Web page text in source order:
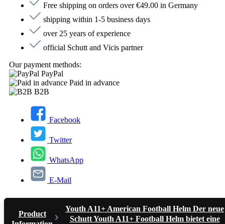
Free shipping on orders over €49.00 in Germany
shipping within 1-5 business days
over 25 years of experience
official Schutt and Vicis partner
Our payment methods:
PayPal
Paid in advance
B2B
Facebook
Twitter
WhatsApp
E-Mail
Product
Youth A11+ American Football Helm Der neue
Schutt Youth A11+ Football Helm bietet eine